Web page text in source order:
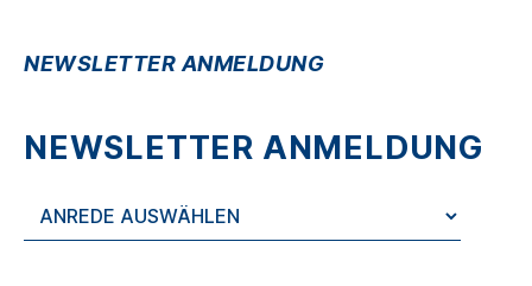
NEWSLETTER ANMELDUNG
NEWSLETTER ANMELDUNG